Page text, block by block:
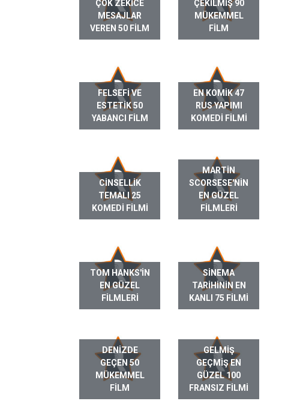
ÇOK ZEKICE
MESAJLAR
VEREN 50 FILM
ÇEKILMIŞ 90
MÜKEMMEL
FILM
FELSEFI VE
ESTETIK 50
YABANCI FILM
EN KOMIK 47
RUS YAPIMI
KOMEDI FILMI
CINSELLIK
TEMALI 25
KOMEDI FILMI
MARTIN
SCORSESE'NIN
EN GÜZEL
FILMLERI
TOM HANKS'IN
EN GÜZEL
FILMLERI
SINEMA
TARIHININ EN
KANLI 75 FILMI
DENIZDE
GEÇEN 50
MÜKEMMEL
FILM
GELMIŞ
GEÇMIŞ EN
GÜZEL 100
FRANSIZ FILMI